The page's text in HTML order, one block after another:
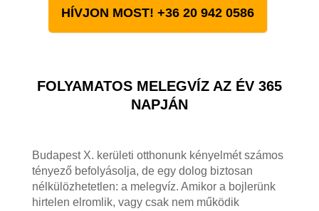
HÍVJON MOST! +36 20 942 0586
FOLYAMATOS MELEGVÍZ AZ ÉV 365
NAPJÁN
Budapest X. kerületi otthonunk kényelmét számos
tényező befolyásolja, de egy dolog biztosan
nélkülözhetetlen: a melegvíz. Amikor a bojlerünk
hirtelen elromlik, vagy csak nem működik